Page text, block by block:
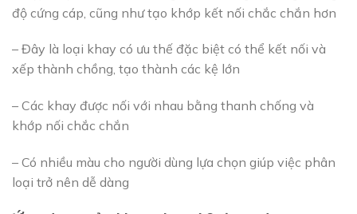
độ cứng cáp, cũng như tạo khớp kết nối chắc chắn hơn
– Đây là loại khay có ưu thế đặc biệt có thể kết nối và
xếp thành chồng, tạo thành các kệ lớn
– Các khay được nối với nhau bằng thanh chống và
khớp nối chắc chắn
– Có nhiều màu cho người dùng lựa chọn giúp việc phân
loại trở nên dễ dàng